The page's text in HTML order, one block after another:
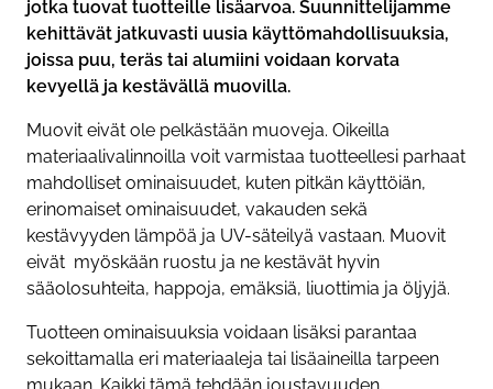
jotka tuovat tuotteille lisäarvoa. Suunnittelijamme
kehittävät jatkuvasti uusia käyttömahdollisuuksia,
joissa puu, teräs tai alumiini voidaan korvata
kevyellä ja kestävällä muovilla.
Muovit eivät ole pelkästään muoveja. Oikeilla
materiaalivalinnoilla voit varmistaa tuotteellesi parhaat
mahdolliset ominaisuudet, kuten pitkän käyttöiän,
erinomaiset ominaisuudet, vakauden sekä
kestävyyden lämpöä ja UV-säteilyä vastaan. Muovit
eivät myöskään ruostu ja ne kestävät hyvin
sääolosuhteita, happoja, emäksiä, liuottimia ja öljyjä.
Tuotteen ominaisuuksia voidaan lisäksi parantaa
sekoittamalla eri materiaaleja tai lisäaineilla tarpeen